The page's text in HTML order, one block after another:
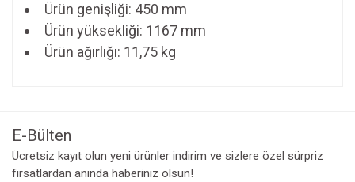
Ürün genişliği: 450 mm
Ürün yüksekliği: 1167 mm
Ürün ağırlığı: 11,75 kg
E-Bülten
Ücretsiz kayıt olun yeni ürünler indirim ve sizlere özel sürpriz
fırsatlardan anında haberiniz olsun!